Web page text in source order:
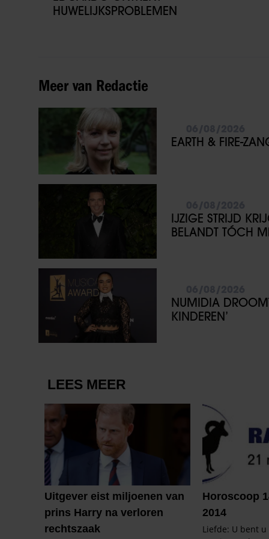
HUWELIJKSPROBLEMEN
Meer van Redactie
EARTH & FIRE-
IJZIGE STRIJD
BELANDT TÓCH
NUMIDIA
KINDEREN’